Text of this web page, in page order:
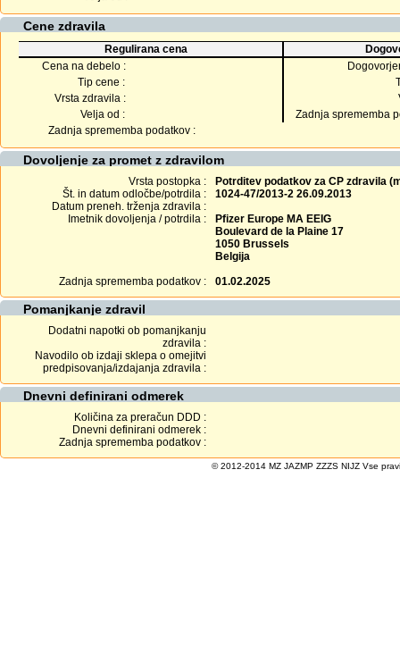
Cene zdravila
Regulirana cena
Cena na debelo :
Tip cene :
Vrsta zdravila :
Velja od :
Zadnja sprememba
Zadnja sprememba podatkov :
Dovoljenje za promet z zdravilom
Vrsta postopka :
Potrditev podatkov za CP zdravila
Št. in datum odločbe/potrdila :
1024-47/2013-2 26.09.2013
Datum preneh. trženja zdravila :
Imetnik dovoljenja / potrdila :
Pfizer Europe MA EEIG
Boulevard de la Plaine 17
1050 Brussels
Belgija
Zadnja sprememba podatkov :
01.02.2025
Pomanjkanje zdravil
Dodatni napotki ob pomanjkanju
zdravila :
Navodilo ob izdaji sklepa o omejitvi
predpisovanja/izdajanja zdravila :
Dnevni definirani odmerek
Količina za preračun DDD :
Dnevni definirani odmerek :
Zadnja sprememba podatkov :
© 2012-2014 MZ JAZMP ZZZS NIJZ Vse